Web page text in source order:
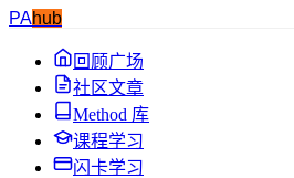
PAhub
回顾广场
社区文章
Method 库
课程学习
闪卡学习